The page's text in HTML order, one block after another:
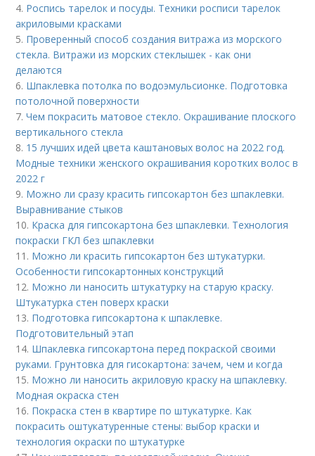
4. Роспись тарелок и посуды. Техники росписи тарелок
акриловыми красками
5. Проверенный способ создания витража из морского
стекла. Витражи из морских стеклышек - как они
делаются
6. Шпаклевка потолка по водоэмульсионке. Подготовка
потолочной поверхности
7.Чем покрасить матовое стекло. Окрашивание плоского
вертикального стекла
8. 15 лучших идей цвета каштановых волос на 2022 год.
Модные техники женского окрашивания коротких волос в
2022 г
9. Можно ли сразу красить гипсокартон без шпаклевки.
Выравнивание стыков
10. Краска для гипсокартона без шпаклевки. Технология
покраски ГКЛ без шпаклевки
11. Можно ли красить гипсокартон без штукатурки.
Особенности гипсокартонных конструкций
12. Можно ли наносить штукатурку на старую краску.
Штукатурка стен поверх краски
13. Подготовка гипсокартона к шпаклевке.
Подготовительный этап
14. Шпаклевка гипсокартона перед покраской своими
руками. Грунтовка для гисокартона: зачем, чем и когда
15. Можно ли наносить акриловую краску на шпаклевку.
Модная окраска стен
16. Покраска стен в квартире по штукатурке. Как
покрасить оштукатуренные стены: выбор краски и
технология окраски по штукатурке